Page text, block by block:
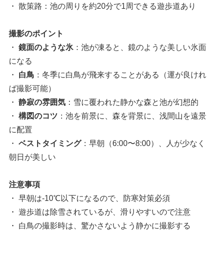
・ 散策路：池の周りを約20分で1周できる遊歩道あり
撮影のポイント
・ 鏡面のような氷：池が凍ると、鏡のような美しい氷面
になる
・ 白鳥 ：冬季に白鳥が飛来することがある（運が良けれ
ば撮影可能）
・ 静寂の雰囲気：雪に覆われた静かな森と池が幻想的
・ 構図のコツ ：池を前景に、森を背景に、浅間山を遠景
に配置
・ ベストタイミング：早朝（6:00〜8:00）、人が少なく
朝日が美しい
注意事項
・ 早朝は-10℃以下になるので、防寒対策必須
・ 遊歩道は除雪されているが、滑りやすいので注意
・ 白鳥の撮影時は、驚かさないよう静かに撮影する